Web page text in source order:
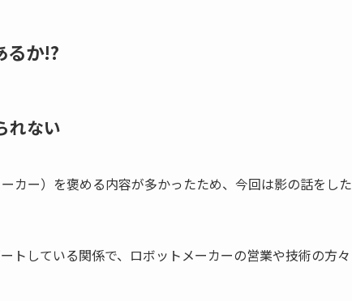
るか!?
れない
カー）を褒める内容が多かったため、今回は影の話をした
トしている関係で、ロボットメーカーの営業や技術の方々